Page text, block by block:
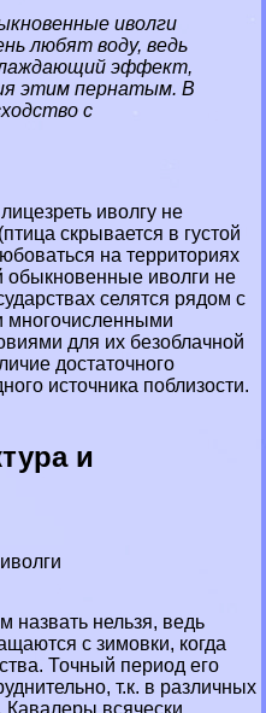
иволги
любят воду, ведь
эффект,
этим пернатым. В
с
иволгу не
скрывается в густой
на территориях
обыкновенные иволги не
селятся рядом с
для их безоблачной
достаточного
источника поблизости.
и
назвать нельзя, ведь
с зимовки, когда
Точный период его
т.к. в различных
Кавалеры всячески